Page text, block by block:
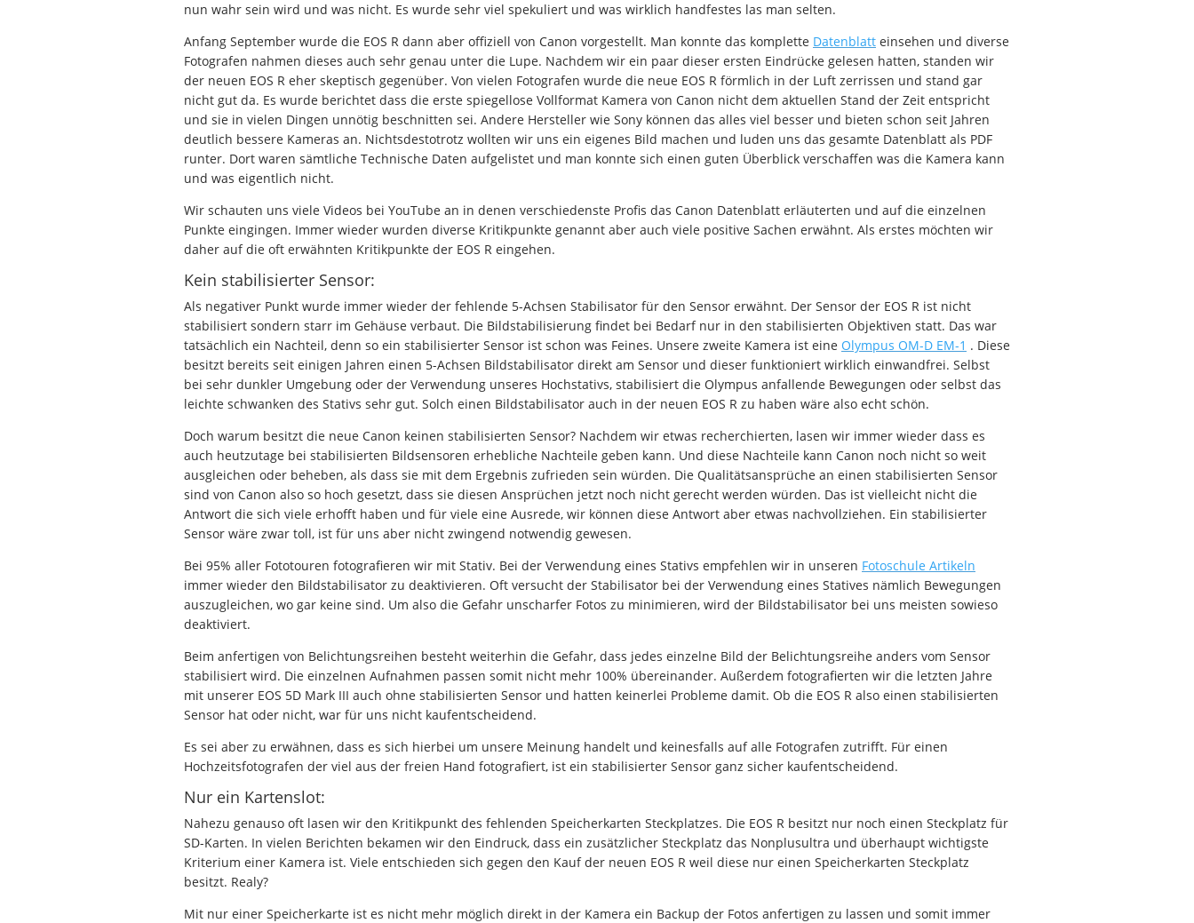
nun wahr sein wird und was nicht. Es wurde sehr viel spekuliert und was wirklich handfestes las man selten.
Anfang September wurde die EOS R dann aber offiziell von Canon vorgestellt. Man konnte das komplette Datenblatt einsehen und diverse
Fotografen nahmen dieses auch sehr genau unter die Lupe. Nachdem wir ein paar dieser ersten Eindrücke gelesen hatten, standen wir
der neuen EOS R eher skeptisch gegenüber. Von vielen Fotografen wurde die neue EOS R förmlich in der Luft zerrissen und stand gar
nicht gut da. Es wurde berichtet dass die erste spiegellose Vollformat Kamera von Canon nicht dem aktuellen Stand der Zeit entspricht
und sie in vielen Dingen unnötig beschnitten sei. Andere Hersteller wie Sony können das alles viel besser und bieten schon seit Jahren
deutlich bessere Kameras an. Nichtsdestotrotz wollten wir uns ein eigenes Bild machen und luden uns das gesamte Datenblatt als PDF
runter. Dort waren sämtliche Technische Daten aufgelistet und man konnte sich einen guten Überblick verschaffen was die Kamera kann
und was eigentlich nicht.
Wir schauten uns viele Videos bei YouTube an in denen verschiedenste Profis das Canon Datenblatt erläuterten und auf die einzelnen
Punkte eingingen. Immer wieder wurden diverse Kritikpunkte genannt aber auch viele positive Sachen erwähnt. Als erstes möchten wir
daher auf die oft erwähnten Kritikpunkte der EOS R eingehen.
Kein stabilisierter Sensor:
Als negativer Punkt wurde immer wieder der fehlende 5-Achsen Stabilisator für den Sensor erwähnt. Der Sensor der EOS R ist nicht
stabilisiert sondern starr im Gehäuse verbaut. Die Bildstabilisierung findet bei Bedarf nur in den stabilisierten Objektiven statt. Das war
tatsächlich ein Nachteil, denn so ein stabilisierter Sensor ist schon was Feines. Unsere zweite Kamera ist eine Olympus OM-D EM-1 . Diese
besitzt bereits seit einigen Jahren einen 5-Achsen Bildstabilisator direkt am Sensor und dieser funktioniert wirklich einwandfrei. Selbst
bei sehr dunkler Umgebung oder der Verwendung unseres Hochstativs, stabilisiert die Olympus anfallende Bewegungen oder selbst das
leichte schwanken des Stativs sehr gut. Solch einen Bildstabilisator auch in der neuen EOS R zu haben wäre also echt schön.
Doch warum besitzt die neue Canon keinen stabilisierten Sensor? Nachdem wir etwas recherchierten, lasen wir immer wieder dass es
auch heutzutage bei stabilisierten Bildsensoren erhebliche Nachteile geben kann. Und diese Nachteile kann Canon noch nicht so weit
ausgleichen oder beheben, als dass sie mit dem Ergebnis zufrieden sein würden. Die Qualitätsansprüche an einen stabilisierten Sensor
sind von Canon also so hoch gesetzt, dass sie diesen Ansprüchen jetzt noch nicht gerecht werden würden. Das ist vielleicht nicht die
Antwort die sich viele erhofft haben und für viele eine Ausrede, wir können diese Antwort aber etwas nachvollziehen. Ein stabilisierter
Sensor wäre zwar toll, ist für uns aber nicht zwingend notwendig gewesen.
Bei 95% aller Fototouren fotografieren wir mit Stativ. Bei der Verwendung eines Stativs empfehlen wir in unseren Fotoschule Artikeln
immer wieder den Bildstabilisator zu deaktivieren. Oft versucht der Stabilisator bei der Verwendung eines Statives nämlich Bewegungen
auszugleichen, wo gar keine sind. Um also die Gefahr unscharfer Fotos zu minimieren, wird der Bildstabilisator bei uns meisten sowieso
deaktiviert.
Beim anfertigen von Belichtungsreihen besteht weiterhin die Gefahr, dass jedes einzelne Bild der Belichtungsreihe anders vom Sensor
stabilisiert wird. Die einzelnen Aufnahmen passen somit nicht mehr 100% übereinander. Außerdem fotografierten wir die letzten Jahre
mit unserer EOS 5D Mark III auch ohne stabilisierten Sensor und hatten keinerlei Probleme damit. Ob die EOS R also einen stabilisierten
Sensor hat oder nicht, war für uns nicht kaufentscheidend.
Es sei aber zu erwähnen, dass es sich hierbei um unsere Meinung handelt und keinesfalls auf alle Fotografen zutrifft. Für einen
Hochzeitsfotografen der viel aus der freien Hand fotografiert, ist ein stabilisierter Sensor ganz sicher kaufentscheidend.
Nur ein Kartenslot:
Nahezu genauso oft lasen wir den Kritikpunkt des fehlenden Speicherkarten Steckplatzes. Die EOS R besitzt nur noch einen Steckplatz für
SD-Karten. In vielen Berichten bekamen wir den Eindruck, dass ein zusätzlicher Steckplatz das Nonplusultra und überhaupt wichtigste
Kriterium einer Kamera ist. Viele entschieden sich gegen den Kauf der neuen EOS R weil diese nur einen Speicherkarten Steckplatz
besitzt. Realy?
Mit nur einer Speicherkarte ist es nicht mehr möglich direkt in der Kamera ein Backup der Fotos anfertigen zu lassen und somit immer